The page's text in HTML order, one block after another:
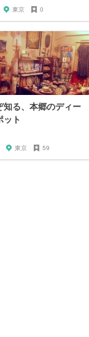
東京 0
知る、本郷のディー
ット
東京 59